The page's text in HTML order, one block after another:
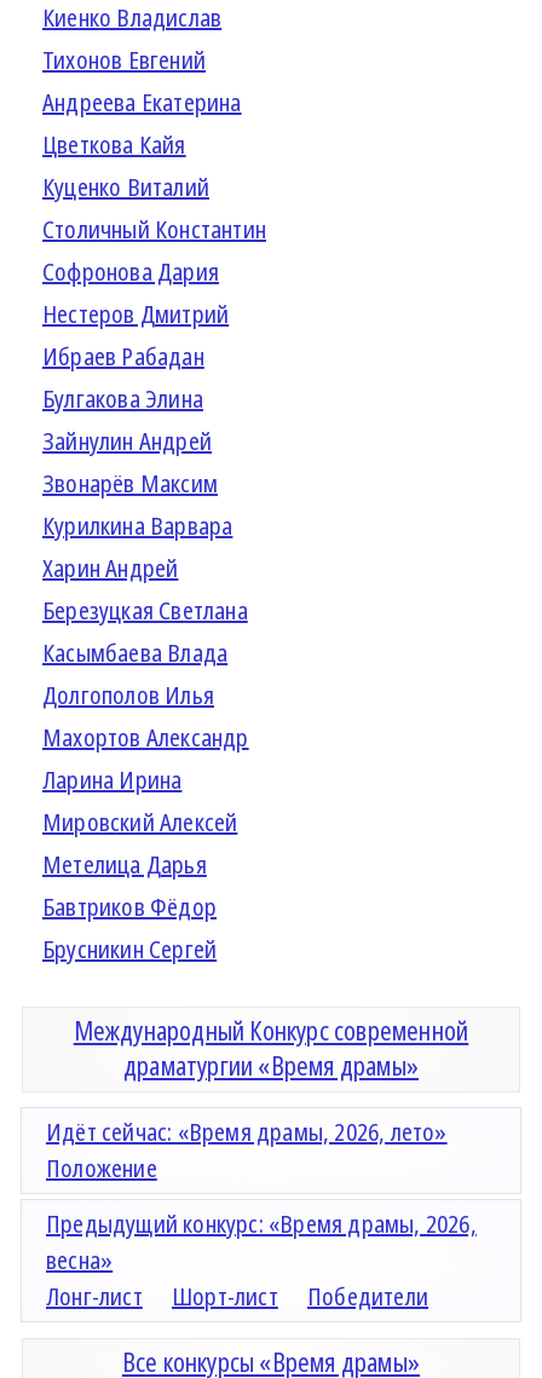
Киенко Владислав
Тихонов Евгений
Андреева Екатерина
Цветкова Кайя
Куценко Виталий
Столичный Константин
Софронова Дария
Нестеров Дмитрий
Ибраев Рабадан
Булгакова Элина
Зайнулин Андрей
Звонарёв Максим
Курилкина Варвара
Харин Андрей
Березуцкая Светлана
Касымбаева Влада
Долгополов Илья
Махортов Александр
Ларина Ирина
Мировский Алексей
Метелица Дарья
Бавтриков Фёдор
Брусникин Сергей
Международный Конкурс современной
драматургии «Время драмы»
Идёт сейчас: «Время драмы, 2026, лето»
Положение
Предыдущий конкурс: «Время драмы, 2026,
весна»
Лонг-лист
Шорт-лист Победители
Все конкурсы «Время драмы»